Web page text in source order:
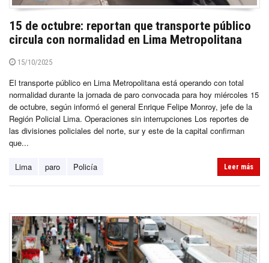
15 de octubre: reportan que transporte público
circula con normalidad en Lima Metropolitana
15/10/2025
El transporte público en Lima Metropolitana está operando con total
normalidad durante la jornada de paro convocada para hoy miércoles 15
de octubre, según informó el general Enrique Felipe Monroy, jefe de la
Región Policial Lima. Operaciones sin interrupciones Los reportes de
las divisiones policiales del norte, sur y este de la capital confirman
que...
Lima paro Policía Leer más